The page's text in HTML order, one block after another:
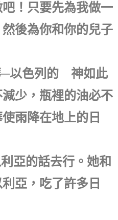
！只要先為我做一
後為你和你的兒子
─以色列的 神如此
少，瓶裡的油必不
雨降在地上的日
亞的話去行。她和
亞，吃了許多日